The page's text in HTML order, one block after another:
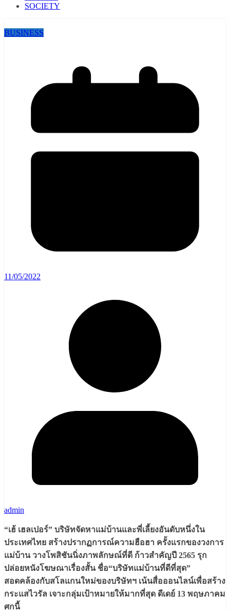
SOCIETY
BUSINESS
11/05/2022
admin
“เฮ้ เฮลเปอร์” บริษัทจัดหาแม่บ้านและพี่เลี้ยงอันดับหนึ่งใน
ประเทศไทย สร้างปรากฏการณ์ความฮือฮา ครั้งแรกของวงการ
แม่บ้าน วางโพสิชันนิ่งภาพลักษณ์ที่ดี ก้าวสำคัญปี 2565 รุก
ปล่อยหนังโฆษณาเรื่องสั้น ชื่อ“บริษัทแม่บ้านที่ดีที่สุด”
สอดคล้องกับสโลแกนใหม่ของบริษัทฯ เน้นสื่อออนไลน์เพื่อสร้าง
กระแสไวรัล เจาะกลุ่มเป้าหมายให้มากที่สุด ดีเดย์ 13 พฤษภาคม
ศกนี้